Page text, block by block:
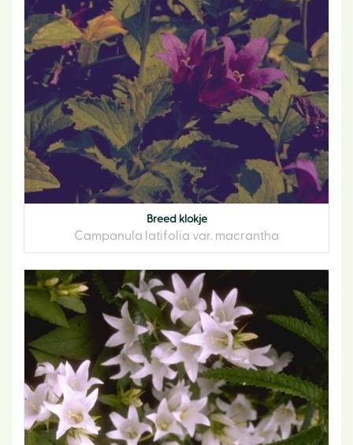
Breed klokje
Campanula latifolia var. macrantha